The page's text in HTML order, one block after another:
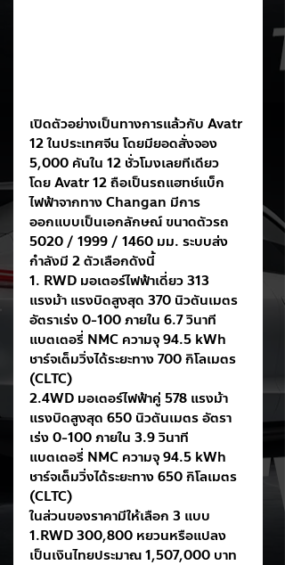
เปิดตัวอย่างเป็นทางการแล้วกับ Avatr
12 ในประเทศจีน โดยมียอดสั่งจอง
5,000 คันใน 12 ชั่วโมงเลยทีเดียว
โดย Avatr 12 ถือเป็นรถแฮทช์แบ็ก
ไฟฟ้าจากทาง Changan มีการ
ออกแบบเป็นเอกลักษณ์ ขนาดตัวรถ
5020 / 1999 / 1460 มม. ระบบส่ง
กำลังมี 2 ตัวเลือกดังนี้
1. RWD มอเตอร์ไฟฟ้าเดี่ยว 313
แรงม้า แรงบิดสูงสุด 370 นิวตันเมตร
อัตราเร่ง 0-100 ภายใน 6.7 วินาที
แบตเตอรี่ NMC ความจุ 94.5 kWh
ชาร์จเต็มวิ่งได้ระยะทาง 700 กิโลเมตร
(CLTC)
2.4WD มอเตอร์ไฟฟ้าคู่ 578 แรงม้า
แรงบิดสูงสุด 650 นิวตันเมตร อัตรา
เร่ง 0-100 ภายใน 3.9 วินาที
แบตเตอรี่ NMC ความจุ 94.5 kWh
ชาร์จเต็มวิ่งได้ระยะทาง 650 กิโลเมตร
(CLTC)
ในส่วนของราคามีให้เลือก 3 แบบ
1.RWD 300,800 หยวนหรือแปลง
เป็นเงินไทยประมาณ 1,507,000 บาท